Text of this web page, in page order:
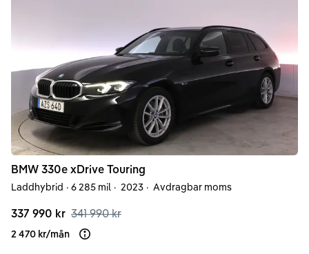
BMW 330e xDrive Touring
Laddhybrid · 6 285 mil · 2023 · Avdragbar moms
337 990 kr 341 990 kr
2 470 kr/mån Läs mer om finansiering